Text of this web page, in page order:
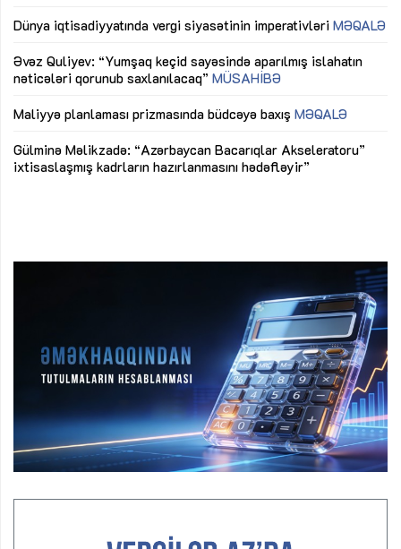
Dünya iqtisadiyyatında vergi siyasətinin imperativləri MƏQALƏ
Əvəz Quliyev: “Yumşaq keçid sayəsində aparılmış islahatın
nəticələri qorunub saxlanılacaq” MÜSAHİBƏ
Maliyyə planlaması prizmasında büdcəyə baxış MƏQALƏ
Gülminə Məlikzadə: “Azərbaycan Bacarıqlar Akseleratoru”
ixtisaslaşmış kadrların hazırlanmasını hədəfləyir”